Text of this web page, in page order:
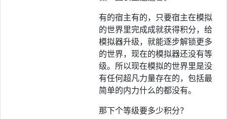
有的宿主有的，只要宿主在模拟
的世界里完成成就获得积分，给
模拟器升级，就能逐步解锁更多
的世界，现在的模拟器还没有等
级。所以现在模拟的世界里是没
有任何超凡力量存在的，包括最
简单的内力什么的都没有。
那下个等级要多少积分？